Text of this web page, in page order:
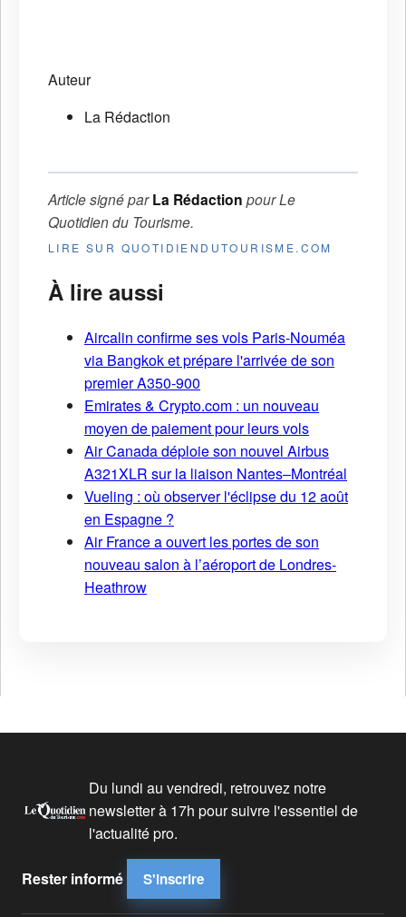
Auteur
La Rédaction
Article signé parLa Rédaction pourLe
Quotidien du Tourisme.
LIRE SUR QUOTIDIENDUTOURISME.COM
À lire aussi
Aircalin confirme ses vols Paris-Nouméa
via Bangkok et prépare l'arrivée de son
premier A350-900
Emirates & Crypto.com : un nouveau
moyen de paiement pour leurs vols
Air Canada déploie son nouvel Airbus
A321XLR sur la liaison Nantes–Montréal
Vueling : où observer l'éclipse du 12 août
en Espagne ?
Air France a ouvert les portes de son
nouveau salon à l’aéroport de Londres-
Heathrow
Du lundi au vendredi, retrouvez notre
newsletter à 17h pour suivre l'essentiel de
l'actualité pro.
Rester informé S'inscrire